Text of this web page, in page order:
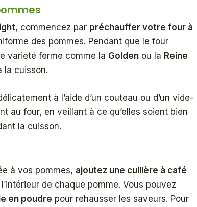
, commencez par préchauffer votre four à
des pommes. Pendant que le four
variété ferme comme la Golden ou la Reine
la cuisson.
à l’aide d’un couteau ou d’un vide-
au four, en veillant à ce qu’elles soient bien
la cuisson.
à vos pommes, ajoutez une cuillère à café
l’intérieur de chaque pomme. Vous pouvez
en poudre pour rehausser les saveurs. Pour